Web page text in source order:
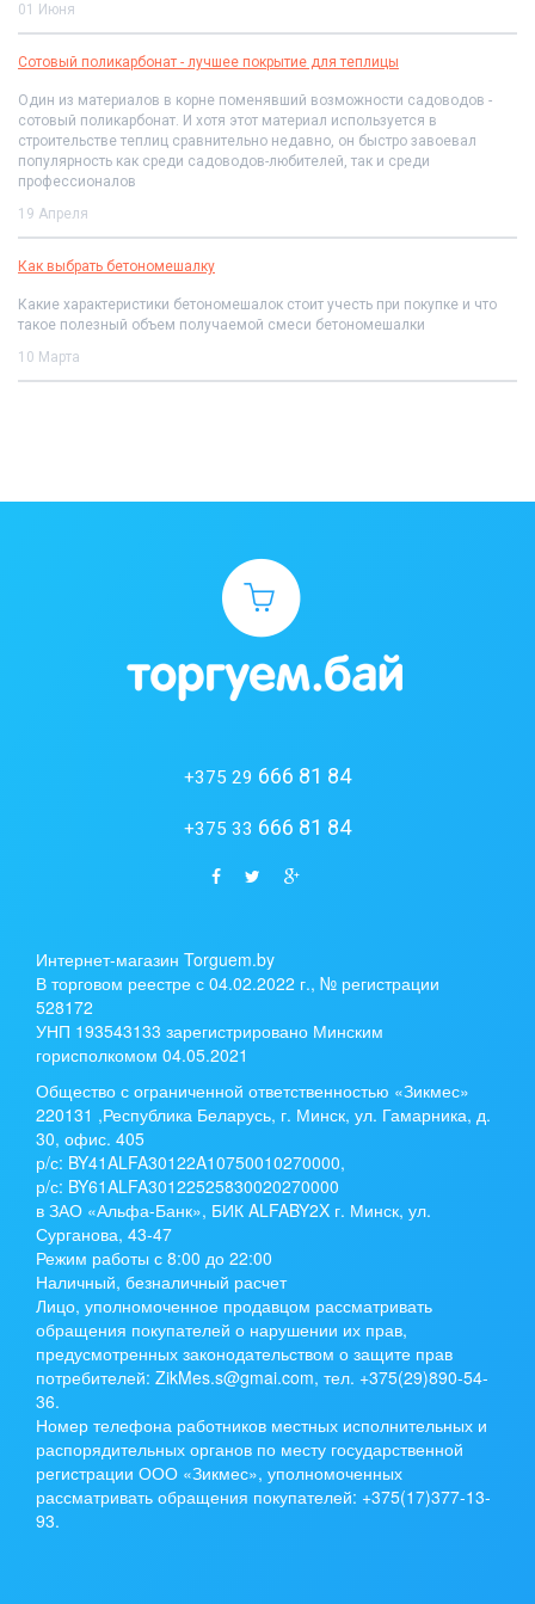
01 Июня
Сотовый поликарбонат - лучшее покрытие для теплицы
Один из материалов в корне поменявший возможности садоводов -
сотовый поликарбонат. И хотя этот материал используется в
строительстве теплиц сравнительно недавно, он быстро завоевал
популярность как среди садоводов-любителей, так и среди
профессионалов
19 Апреля
Как выбрать бетономешалку
Какие характеристики бетономешалок стоит учесть при покупке и что
такое полезный объем получаемой смеси бетономешалки
10 Марта
+375 29 666 81 84
+375 33 666 81 84
Интернет-магазин Torguem.by
В торговом реестре с 04.02.2022 г., № регистрации
528172
УНП 193543133 зарегистрировано Минским
горисполкомом 04.05.2021
Общество с ограниченной ответственностью «Зикмес»
220131 ,Республика Беларусь, г. Минск, ул. Гамарника, д.
30, офис. 405
р/с: BY41ALFA30122A10750010270000,
р/с: BY61ALFA30122525830020270000
в ЗАО «Альфа-Банк», БИК ALFABY2X г. Минск, ул.
Сурганова, 43-47
Режим работы с 8:00 до 22:00
Наличный, безналичный расчет
Лицо, уполномоченное продавцом рассматривать
обращения покупателей о нарушении их прав,
предусмотренных законодательством о защите прав
потребителей: ZikMes.s@gmai.com, тел. +375(29)890-54-
36.
Номер телефона работников местных исполнительных и
распорядительных органов по месту государственной
регистрации ООО «Зикмес», уполномоченных
рассматривать обращения покупателей: +375(17)377-13-
93.